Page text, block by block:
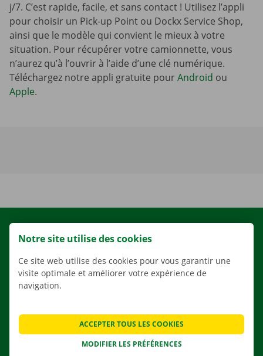
j/7. C’est rapide, facile, et sans contact ! Utilisez l’appli
pour choisir un Pick-up Point ou Dockx Service Shop,
ainsi que le modèle qui convient le mieux à votre
situation. Pour récupérer votre camionnette, vous
n’aurez qu’à l’ouvrir à l’aide d’une clé numérique.
Téléchargez notre appli gratuite pourAndroid ou
Apple.
NOS SERVICES
SOLUTIONS DE DÉMÉNAGEMENT
Notre site utilise des cookies
Ce site web utilise des cookies pour vous garantir une
visite optimale et améliorer votre expérience de
navigation.
MODIFIER LES PRÉFÉRENCES
ACCEPTER TOUS LES COOKIES